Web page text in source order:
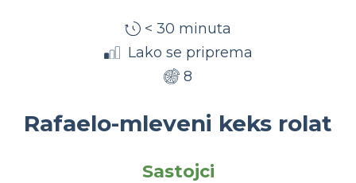
< 30 minuta
Lako se priprema
8
Rafaelo-mleveni keks rolat
Sastojci